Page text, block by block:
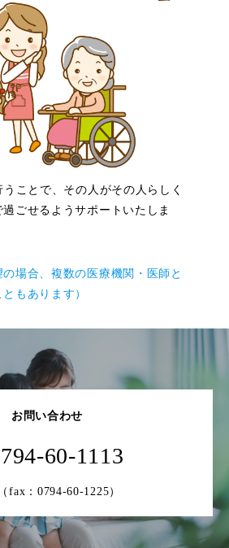
ことで、その人がその人らしく
ごせるようサポートいたしま
の場合、複数の医療機関・医師と
もあります）
お問い合わせ
60-1113
：0794-60-1225）